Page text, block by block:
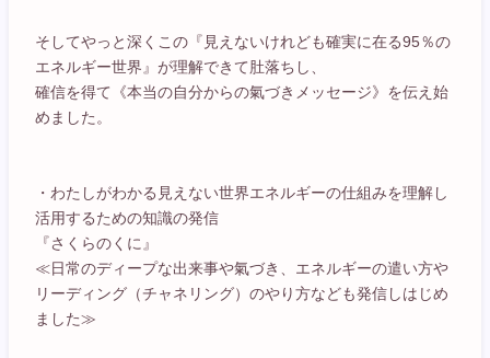
そしてやっと深くこの『見えないけれども確実に在る95％の
エネルギー世界』が理解できて肚落ちし、
確信を得て《本当の自分からの氣づきメッセージ》を伝え始
めました。
・わたしがわかる見えない世界エネルギーの仕組みを理解し
活用するための知識の発信
『さくらのくに』
≪日常のディープな出来事や氣づき、エネルギーの遣い方や
リーディング（チャネリング）のやり方なども発信しはじめ
ました≫